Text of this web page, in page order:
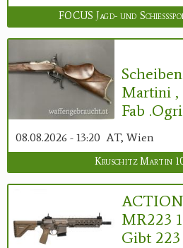
FOCUS Jagd- und
Martini ,
Fab
08.08.2026 - 13:20 AT, Wien
Kruschitz Martin
MR223
Gibt